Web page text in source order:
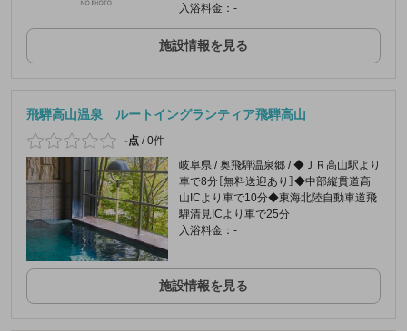
入浴料金：-
施設情報を見る
飛騨高山温泉 ルートイングランティア飛騨高山
-点 /0件
岐阜県 / 奥飛騨温泉郷 / ◆ＪＲ高山駅より
車で8分［無料送迎あり］◆中部縦貫道高
山ICより車で10分◆東海北陸自動車道飛
騨清見ICより車で25分
入浴料金：-
施設情報を見る